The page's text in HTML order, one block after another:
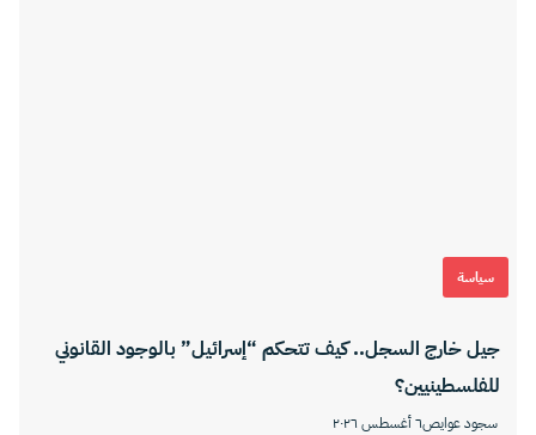
سياسة
جيل خارج السجل.. كيف تتحكم “إسرائيل” بالوجود القانوني
للفلسطينيين؟
سجود عوايص٦ أغسطس ٢٠٢٦